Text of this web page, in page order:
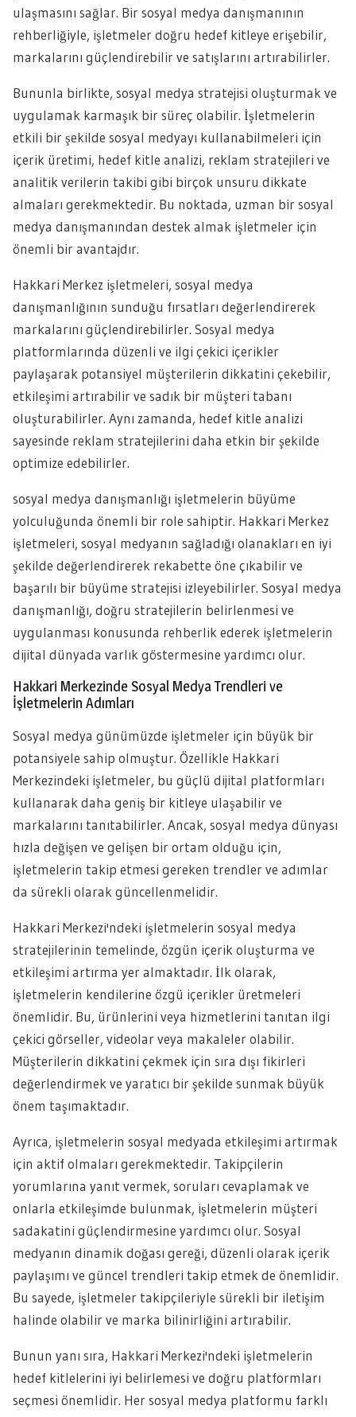
ulaşmasını sağlar. Bir sosyal medya danışmanının
rehberliğiyle, işletmeler doğru hedef kitleye erişebilir,
markalarını güçlendirebilir ve satışlarını artırabilirler.
Bununla birlikte, sosyal medya stratejisi oluşturmak ve
uygulamak karmaşık bir süreç olabilir. İşletmelerin
etkili bir şekilde sosyal medyayı kullanabilmeleri için
içerik üretimi, hedef kitle analizi, reklam stratejileri ve
analitik verilerin takibi gibi birçok unsuru dikkate
almaları gerekmektedir. Bu noktada, uzman bir sosyal
medya danışmanından destek almak işletmeler için
önemli bir avantajdır.
Hakkari Merkez işletmeleri, sosyal medya
danışmanlığının sunduğu fırsatları değerlendirerek
markalarını güçlendirebilirler. Sosyal medya
platformlarında düzenli ve ilgi çekici içerikler
paylaşarak potansiyel müşterilerin dikkatini çekebilir,
etkileşimi artırabilir ve sadık bir müşteri tabanı
oluşturabilirler. Aynı zamanda, hedef kitle analizi
sayesinde reklam stratejilerini daha etkin bir şekilde
optimize edebilirler.
sosyal medya danışmanlığı işletmelerin büyüme
yolculuğunda önemli bir role sahiptir. Hakkari Merkez
işletmeleri, sosyal medyanın sağladığı olanakları en iyi
şekilde değerlendirerek rekabette öne çıkabilir ve
başarılı bir büyüme stratejisi izleyebilirler. Sosyal medya
danışmanlığı, doğru stratejilerin belirlenmesi ve
uygulanması konusunda rehberlik ederek işletmelerin
dijital dünyada varlık göstermesine yardımcı olur.
Hakkari Merkezinde Sosyal Medya Trendleri ve
İşletmelerin Adımları
Sosyal medya günümüzde işletmeler için büyük bir
potansiyele sahip olmuştur. Özellikle Hakkari
Merkezindeki işletmeler, bu güçlü dijital platformları
kullanarak daha geniş bir kitleye ulaşabilir ve
markalarını tanıtabilirler. Ancak, sosyal medya dünyası
hızla değişen ve gelişen bir ortam olduğu için,
işletmelerin takip etmesi gereken trendler ve adımlar
da sürekli olarak güncellenmelidir.
Hakkari Merkezi'ndeki işletmelerin sosyal medya
stratejilerinin temelinde, özgün içerik oluşturma ve
etkileşimi artırma yer almaktadır. İlk olarak,
işletmelerin kendilerine özgü içerikler üretmeleri
önemlidir. Bu, ürünlerini veya hizmetlerini tanıtan ilgi
çekici görseller, videolar veya makaleler olabilir.
Müşterilerin dikkatini çekmek için sıra dışı fikirleri
değerlendirmek ve yaratıcı bir şekilde sunmak büyük
önem taşımaktadır.
Ayrıca, işletmelerin sosyal medyada etkileşimi artırmak
için aktif olmaları gerekmektedir. Takipçilerin
yorumlarına yanıt vermek, soruları cevaplamak ve
onlarla etkileşimde bulunmak, işletmelerin müşteri
sadakatini güçlendirmesine yardımcı olur. Sosyal
medyanın dinamik doğası gereği, düzenli olarak içerik
paylaşımı ve güncel trendleri takip etmek de önemlidir.
Bu sayede, işletmeler takipçileriyle sürekli bir iletişim
halinde olabilir ve marka bilinirliğini artırabilir.
Bunun yanı sıra, Hakkari Merkezi'ndeki işletmelerin
hedef kitlelerini iyi belirlemesi ve doğru platformları
seçmesi önemlidir. Her sosyal medya platformu farklı